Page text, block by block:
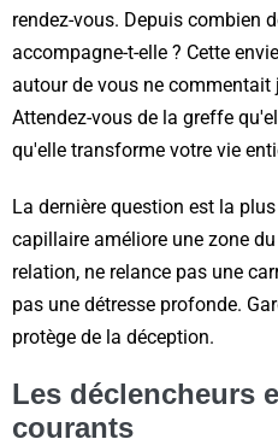
rendez-vous. Depuis combien
accompagne-t-elle ? Cette
autour de vous ne commentait
Attendez-vous de la greffe
qu'elle transforme votre vie
La dernière question est la
capillaire améliore une zone
relation, ne relance pas une
pas une détresse profonde.
protège de la déception.
Les déclencheurs
courants